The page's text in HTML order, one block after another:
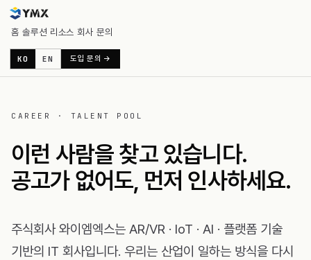
홈 솔루션 리소스 회사 문의
KO EN 도입 문의 →
CAREER · TALENT POOL
이런 사람을 찾고 있습니다.
공고가 없어도, 먼저 인사하세요.
주식회사 와이엠엑스는 AR/VR · IoT · AI · 플랫폼 기술
기반의 IT 회사입니다. 우리는 산업이 일하는 방식을 다시